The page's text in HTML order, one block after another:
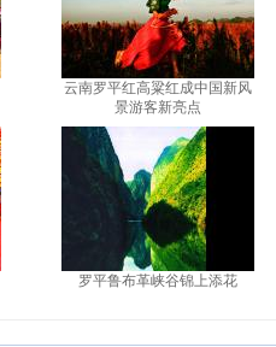
云南罗平红高粱红成中国新风
景游客新亮点
罗平鲁布革峡谷锦上添花